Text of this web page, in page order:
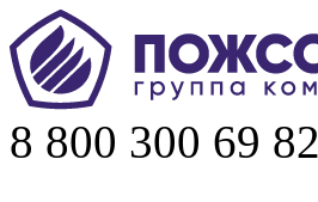
8 800 300 69 82